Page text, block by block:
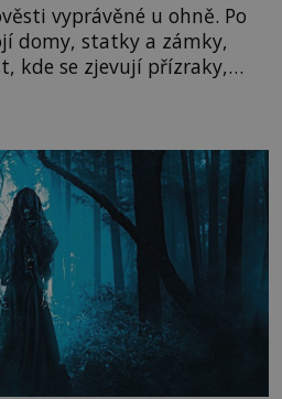
vyprávěné u ohně. Po
domy, statky a zámky,
kde se zjevují přízraky,
nebo se dějí podivné
podobná svědectví po
tato opakující se svědectví